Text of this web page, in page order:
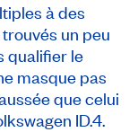
à des
un peu
qualifier le
masque pas
que celui
ID.4.